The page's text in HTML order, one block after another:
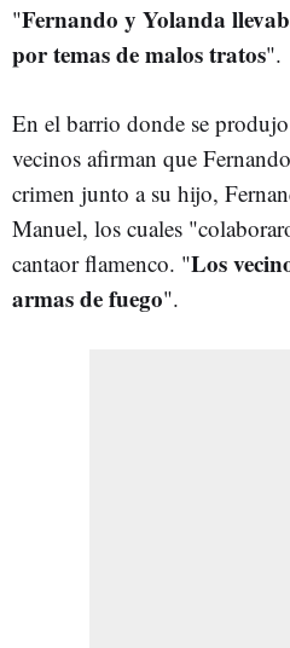
"Fernando y Yolanda
por temas de malos tratos".
En el barrio donde se
vecinos afirman que
crimen junto a su hijo,
Manuel, los cuales
cantaor flamenco. "Los
armas de fuego".